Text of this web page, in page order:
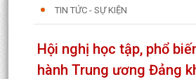
TIN TỨC - SỰ KIỆN
Hội nghị học tập, phổ
hành Trung ương Đảng